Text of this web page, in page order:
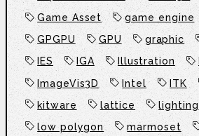
Game Asset
game engine
GPGPU
GPU graphic
IES
IGA Illustration
ImageVis3D
Intel ITK
kitware
lattice lighting
low polygon
marmoset